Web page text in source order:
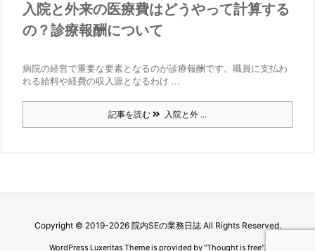
入院と外来の医療費はどうやって計算する
の？診療報酬について
病院の経営で重要な要素となるのが診療報酬です。職員に支払わ
れる給料や経費の収入源となるわけ ...
記事を読む 入院と外 ...
Copyright © 2019-2026 院内SEの業務日誌All Rights Reserved.
WordPress Luxeritas Theme is provided by "Thought is free".